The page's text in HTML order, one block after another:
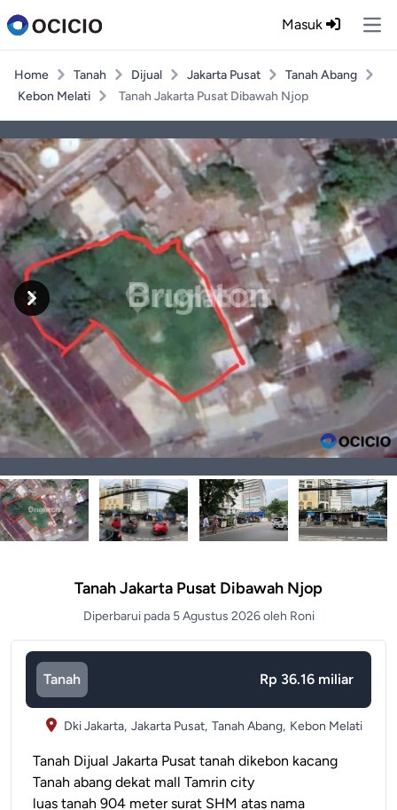
Masuk
Home Tanah Dijual Jakarta Pusat
Tanah Abang
Kebon Melati
Tanah Jakarta Pusat Dibawah Njop
Previous
Next
Tanah Jakarta Pusat Dibawah Njop
Diperbarui pada 5 Agustus 2026 oleh Roni
Tanah Rp 36.16 miliar
Dki Jakarta, Jakarta Pusat, Tanah Abang, Kebon Melati
Tanah Dijual Jakarta Pusat tanah dikebon kacang
Tanah abang dekat mall Tamrin city
luas tanah 904 meter surat SHM atas nama